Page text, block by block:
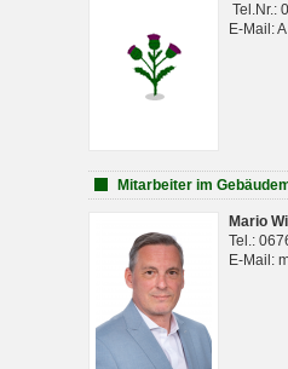
Tel.Nr.:
E-Mail:
Mitarbeiter im
Mario
Tel.:
E-Mail: